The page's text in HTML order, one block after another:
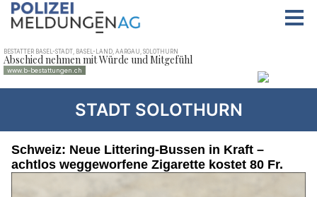
STADT SOLOTHURN
Schweiz: Neue Littering-Bussen in Kraft –
achtlos weggeworfene Zigarette kostet 80 Fr.